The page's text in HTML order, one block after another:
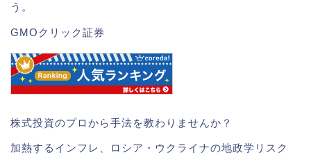
う。
GMOクリック証券
株式投資のプロから手法を教わりませんか？
加熱するインフレ、ロシア・ウクライナの地政学リスク